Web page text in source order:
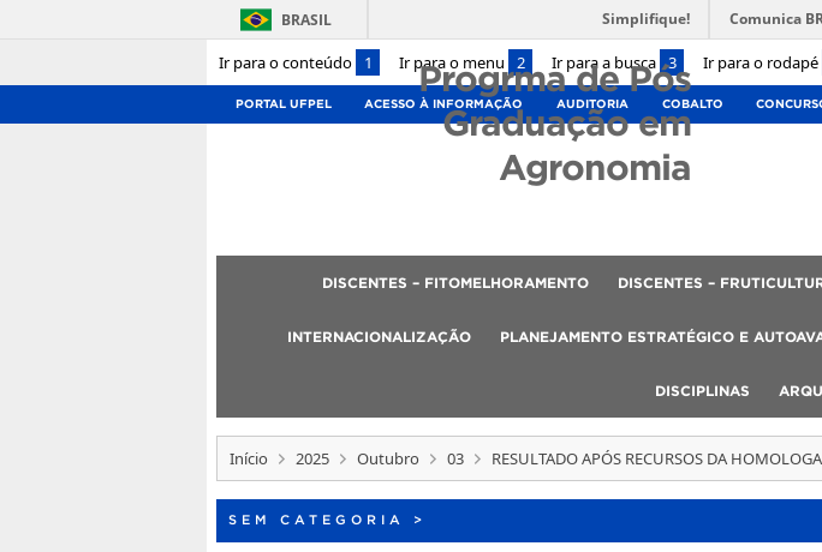
Ir para o conteúdo 1 Ir para o menu 2 Ir para a busca 3 Ir para o rodapé
BRASIL Simplifique! Comunica
PORTAL UFPEL ACESSO À INFORMAÇÃO AUDITORIA COBALTO
Progrma de Pós
Graduação em
Agronomia
DISCENTES – FITOMELHORAMENTO DISCENTES –
INTERNACIONALIZAÇÃO PLANEJAMENTO ESTRATÉGICO E
DISCIPLINAS
Início 2025 Outubro 03 RESULTADO APÓS RECURSOS DA
SEM CATEGORIA >